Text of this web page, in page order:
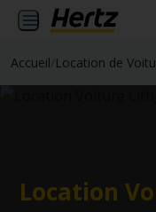
Accueil Location de
Location